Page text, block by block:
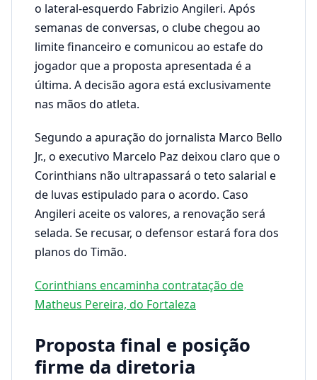
o lateral‑esquerdo Fabrizio Angileri. Após
semanas de conversas, o clube chegou ao
limite financeiro e comunicou ao estafe do
jogador que a proposta apresentada é a
última. A decisão agora está exclusivamente
nas mãos do atleta.
Segundo a apuração do jornalista Marco Bello
Jr., o executivo Marcelo Paz deixou claro que o
Corinthians não ultrapassará o teto salarial e
de luvas estipulado para o acordo. Caso
Angileri aceite os valores, a renovação será
selada. Se recusar, o defensor estará fora dos
planos do Timão.
Corinthians encaminha contratação de
Matheus Pereira, do Fortaleza
Proposta final e posição
firme da diretoria